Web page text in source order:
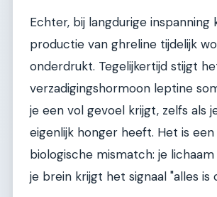
Echter, bij langdurige inspanning
productie van ghreline tijdelijk
onderdrukt. Tegelijkertijd stijgt
verzadigingshormoon leptine
je een vol gevoel krijgt, zelfs als
eigenlijk honger heeft. Het is
biologische mismatch: je
je brein krijgt het signaal "alles is